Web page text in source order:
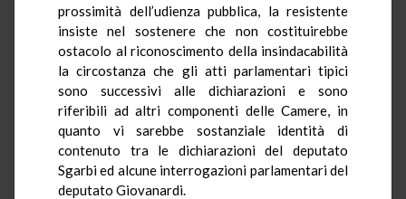
prossimità dell’udienza pubblica, la resistente
insiste nel sostenere che non costituirebbe
ostacolo al riconoscimento della insindacabilità
la circostanza che gli atti parlamentari tipici
sono successivi alle dichiarazioni e sono
riferibili ad altri componenti delle Camere, in
quanto vi sarebbe sostanziale identità di
contenuto tra le dichiarazioni del deputato
Sgarbi ed alcune interrogazioni parlamentari del
deputato Giovanardi.